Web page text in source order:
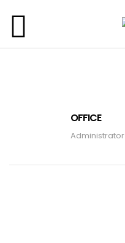
OFFICE
Administrator